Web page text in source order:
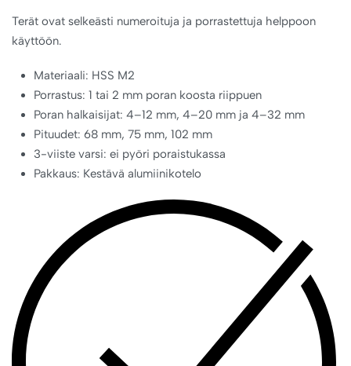
Terät ovat selkeästi numeroituja ja porrastettuja helppoon
käyttöön.
Materiaali: HSS M2
Porrastus: 1 tai 2 mm poran koosta riippuen
Poran halkaisijat: 4–12 mm, 4–20 mm ja 4–32 mm
Pituudet: 68 mm, 75 mm, 102 mm
3-viiste varsi: ei pyöri poraistukassa
Pakkaus: Kestävä alumiinikotelo